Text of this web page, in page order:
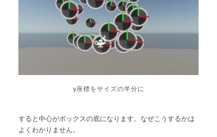
y座標をサイズの半分に
すると中心がボックスの底になります。なぜこうするかは
よくわかりません。